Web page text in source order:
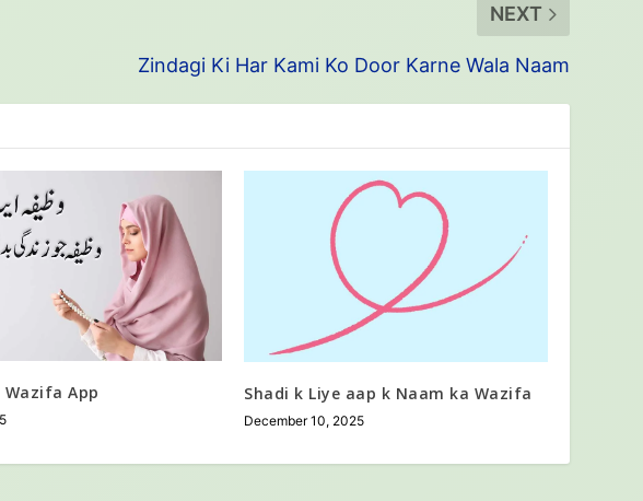
NEXT
Zindagi Ki Har Kami Ko Door Karne Wala Naam
Wazifa App Shadi k Liye aap k Naam ka Wazifa
December 10, 2025